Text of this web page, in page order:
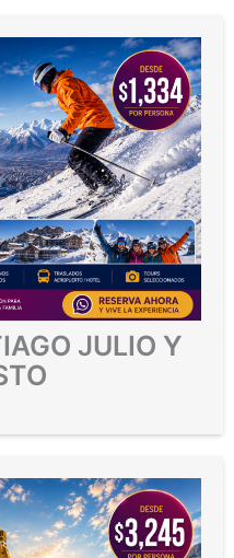
JULIO Y